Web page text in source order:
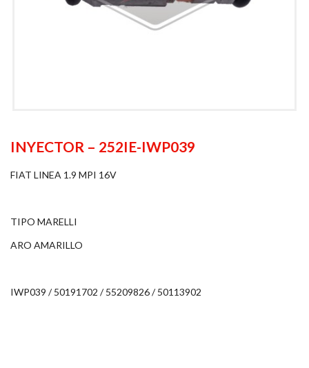
INYECTOR – 252IE-IWP039
FIAT LINEA 1.9 MPI 16V
TIPO MARELLI
ARO AMARILLO
IWP039 / 50191702 / 55209826 / 50113902